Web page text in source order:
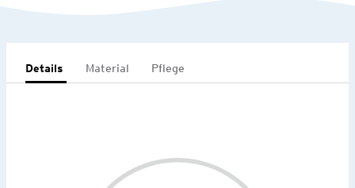
Details Material Pflege